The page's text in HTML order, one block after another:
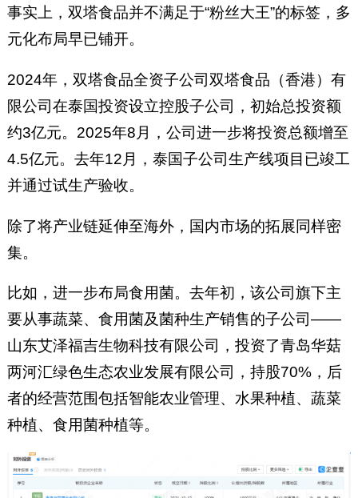
事实上，双塔食品并不满足于“粉丝大王”的标签，多
元化布局早已铺开。
2024年，双塔食品全资子公司双塔食品（香港）有
限公司在泰国投资设立控股子公司，初始总投资额
约3亿元。2025年8月，公司进一步将投资总额增至
4.5亿元。去年12月，泰国子公司生产线项目已竣工
并通过试生产验收。
除了将产业链延伸至海外，国内市场的拓展同样密
集。
比如，进一步布局食用菌。去年初，该公司旗下主
要从事蔬菜、食用菌及菌种生产销售的子公司——
山东艾泽福吉生物科技有限公司，投资了青岛华菇
两河汇绿色生态农业发展有限公司，持股70%，后
者的经营范围包括智能农业管理、水果种植、蔬菜
种植、食用菌种植等。